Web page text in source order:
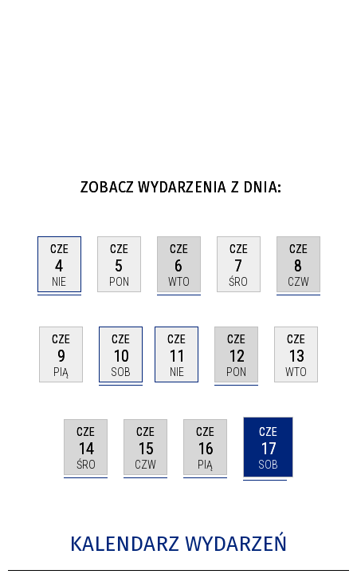
ZOBACZ WYDARZENIA Z DNIA:
CZE
4
NIE
CZE
5
PON
CZE
6
WTO
CZE
7
ŚRO
CZE
8
CZW
CZE
9
PIĄ
CZE
10
SOB
CZE
11
NIE
CZE
12
PON
CZE
13
WTO
CZE
14
ŚRO
CZE
15
CZW
CZE
16
PIĄ
CZE
17
SOB
KALENDARZ WYDARZEŃ